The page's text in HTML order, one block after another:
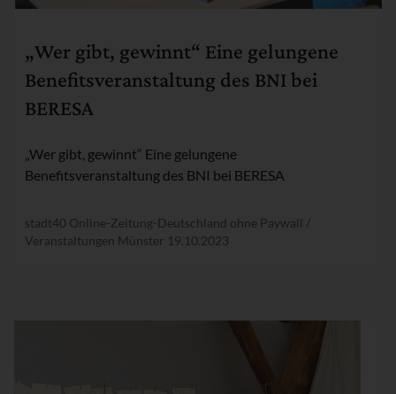
„Wer gibt, gewinnt“ Eine gelungene
Benefitsveranstaltung des BNI bei
BERESA
„Wer gibt, gewinnt“ Eine gelungene
Benefitsveranstaltung des BNI bei BERESA
stadt40 Online-Zeitung-Deutschland ohne Paywall /
Veranstaltungen Münster 19.10.2023